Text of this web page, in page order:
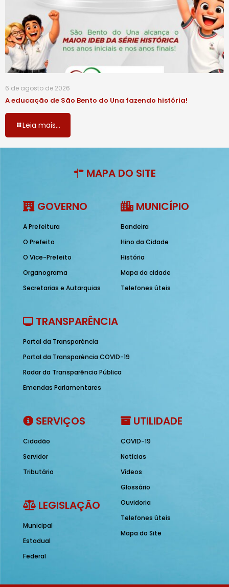
6 de agosto de 2026
A educação de São Bento do Una fazendo história!
Leia mais...
MAPA DO SITE
GOVERNO
A Prefeitura
O Prefeito
O Vice-Prefeito
Organograma
Secretarias e Autarquias
MUNICÍPIO
Bandeira
Hino da Cidade
História
Mapa da cidade
Telefones úteis
TRANSPARÊNCIA
Portal da Transparência
Portal da Transparência COVID-19
Radar da Transparência Pública
Emendas Parlamentares
SERVIÇOS
Cidadão
Servidor
Tributário
LEGISLAÇÃO
Municipal
Estadual
Federal
UTILIDADE
COVID-19
Notícias
Vídeos
Glossário
Ouvidoria
Telefones úteis
Mapa do Site